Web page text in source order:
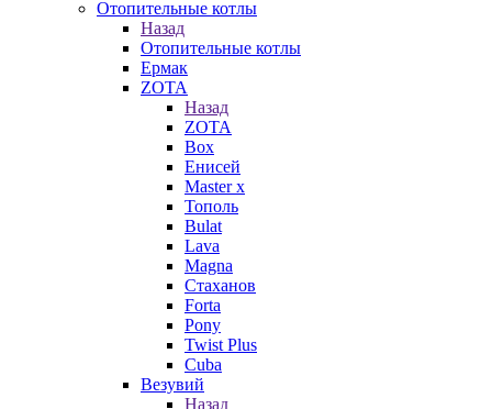
Отопительные котлы
Назад
Отопительные котлы
Ермак
ZOTA
Назад
ZOTA
Box
Енисей
Master x
Тополь
Bulat
Lava
Magna
Стаханов
Forta
Pony
Twist Plus
Cuba
Везувий
Назад